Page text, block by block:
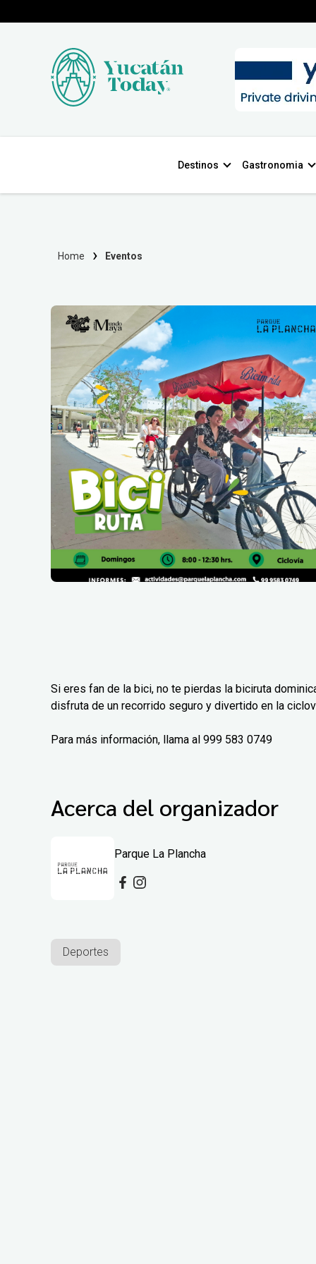
Destinos Gastronomia
Home Eventos
Si eres fan de la bici, no te pierdas la biciruta
disfruta de un recorrido seguro y divertido en la
Para más información, llama al 999 583 0749
Acerca del organizador
Parque La Plancha
Deportes